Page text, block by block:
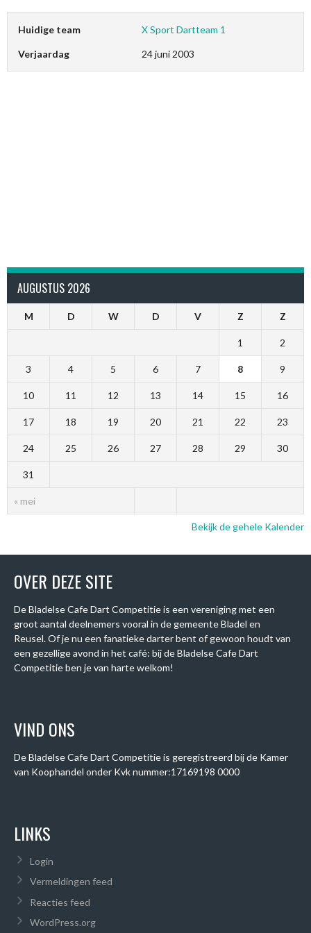
Huidige team X Sport Dartteam 1
Verjaardag 24 juni 2003
AUGUSTUS 2026
M D W D V Z Z
« mei
1 2
3 4 5 6 7 8 9
10 11 12 13 14 15 16
17 18 19 20 21 22 23
24 25 26 27 28 29 30
31
Bekijk de gehele Kalender
OVER DEZE SITE
De Bladelse Cafe Dart Competitie is een vereniging met een
groot aantal deelnemers vooral in de gemeente Bladel en
Reusel. Of je nu een fanatieke darter bent of gewoon houdt van
een gezellige avond in het café: bij de Bladelse Cafe Dart
Competitie ben je van harte welkom!
VIND ONS
De Bladelse Cafe Dart Competitie is geregistreerd bij de Kamer
van Koophandel onder Kvk nummer:17169198 0000
LINKS
Login
Vermeldingen feed
Reacties feed
WordPress.org